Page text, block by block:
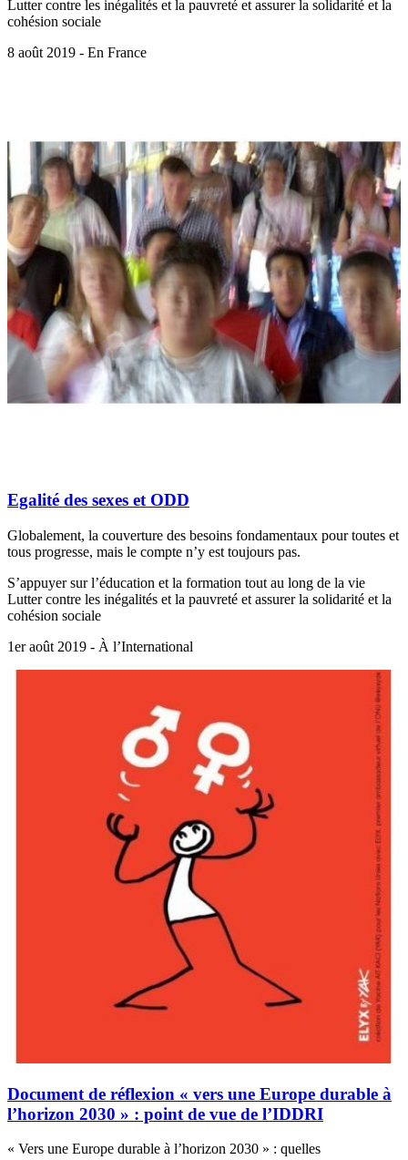
Lutter contre les inégalités et la pauvreté et assurer la solidarité et la
cohésion sociale
8 août 2019 - En France
Egalité des sexes et ODD
Globalement, la couverture des besoins fondamentaux pour toutes et
tous progresse, mais le compte n’y est toujours pas.
S’appuyer sur l’éducation et la formation tout au long de la vie
Lutter contre les inégalités et la pauvreté et assurer la solidarité et la
cohésion sociale
1er août 2019 - À l’International
Document de réflexion « vers une Europe durable à
l’horizon 2030 » : point de vue de l’IDDRI
« Vers une Europe durable à l’horizon 2030 » : quelles